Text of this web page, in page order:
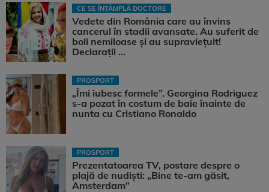
CE SE ÎNTÂMPLĂ DOCTORE
Vedete din România care au învins
cancerul în stadii avansate. Au suferit de
boli nemiloase şi au supravieţuit!
Declarații ...
PROSPORT
„Îmi iubesc formele”. Georgina Rodriguez
s-a pozat în costum de baie înainte de
nunta cu Cristiano Ronaldo
PROSPORT
Prezentatoarea TV, postare despre o
plajă de nudiști: „Bine te-am găsit,
Amsterdam”